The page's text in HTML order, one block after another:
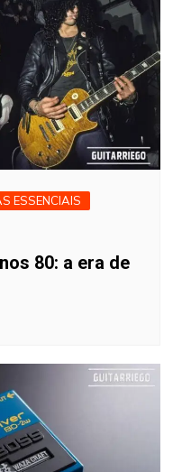
ESSENCIAIS
80: a era de